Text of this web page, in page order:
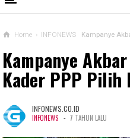
Home › INFONEWS Kampanye
Kampanye
Kader PPP Pilih
INFONEWS.CO.ID
INFONEWS - 7 TAHUN LALU